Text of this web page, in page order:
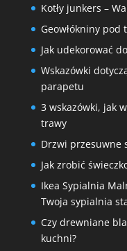
Kotły junkers –
Geowłókniny
Jak udekorować
Wskazówki
parapetu
3 wskazówki, jak
trawy
Drzwi przesuwne
Jak zrobić
Ikea Sypialnia
Twoja sypialnia
Czy drewniane
kuchni?